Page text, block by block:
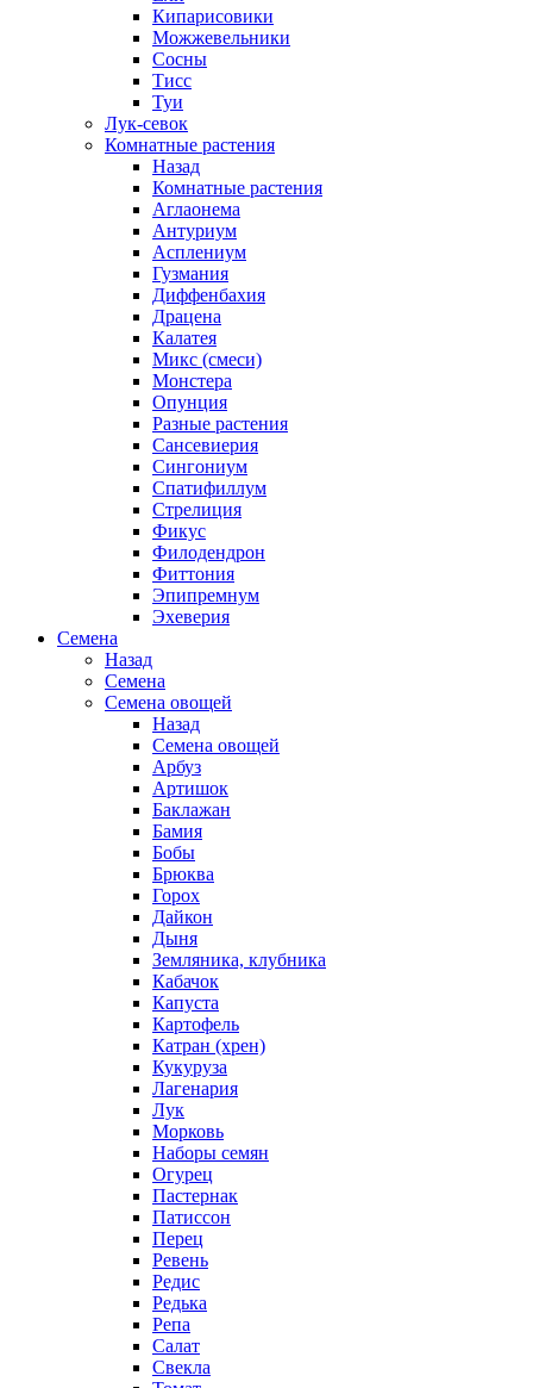
Кипарисовики
Можжевельники
Сосны
Тисс
Туи
Лук-севок
Комнатные растения
Назад
Комнатные растения
Аглаонема
Антуриум
Асплениум
Гузмания
Диффенбахия
Драцена
Калатея
Микс (смеси)
Монстера
Опунция
Разные растения
Сансевиерия
Сингониум
Спатифиллум
Стрелиция
Фикус
Филодендрон
Фиттония
Эпипремнум
Эхеверия
Семена
Назад
Семена
Семена овощей
Назад
Семена овощей
Арбуз
Артишок
Баклажан
Бамия
Бобы
Брюква
Горох
Дайкон
Дыня
Земляника, клубника
Кабачок
Капуста
Картофель
Катран (хрен)
Кукуруза
Лагенария
Лук
Морковь
Наборы семян
Огурец
Пастернак
Патиссон
Перец
Ревень
Редис
Редька
Репа
Салат
Свекла